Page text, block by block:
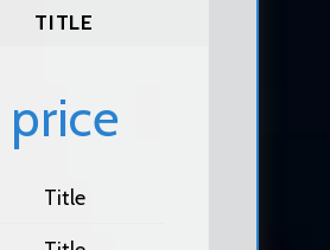
TITLE
price
Title